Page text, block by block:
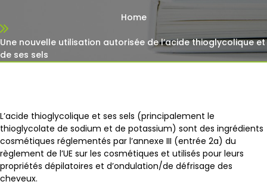
Home
Une nouvelle utilisation autorisée de l’acide thioglycolique et
de ses sels
L’acide thioglycolique et ses sels (principalement le
thioglycolate de sodium et de potassium) sont des ingrédients
cosmétiques réglementés par l’annexe III (entrée 2a) du
règlement de l’UE sur les cosmétiques et utilisés pour leurs
propriétés dépilatoires et d’ondulation/de défrisage des
cheveux.